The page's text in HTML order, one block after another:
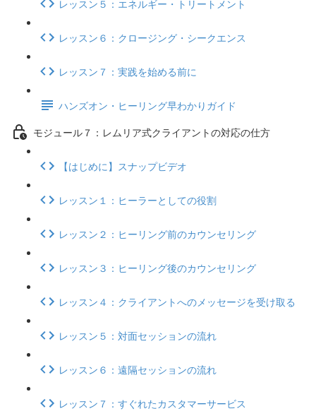
レッスン５：エネルギー・トリートメント
レッスン６：クロージング・シークエンス
レッスン７：実践を始める前に
ハンズオン・ヒーリング早わかりガイド
モジュール７：レムリア式クライアントの対応の仕方
【はじめに】スナップビデオ
レッスン１：ヒーラーとしての役割
レッスン２：ヒーリング前のカウンセリング
レッスン３：ヒーリング後のカウンセリング
レッスン４：クライアントへのメッセージを受け取る
レッスン５：対面セッションの流れ
レッスン６：遠隔セッションの流れ
レッスン７：すぐれたカスタマーサービス